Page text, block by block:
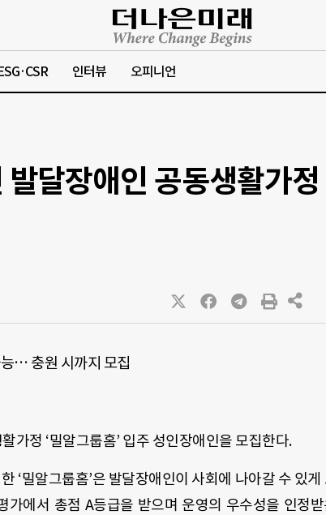
인터뷰 오피니언
달장애인 공동생활가정
… 충원 시까지 모집
가정 ‘밀알그룹홈’ 입주 성인장애인을 모집한다.
‘밀알그룹홈’은 발달장애인이 사회에 나아갈 수 있게
에서 총점 A등급을 받으며 운영의 우수성을 인정